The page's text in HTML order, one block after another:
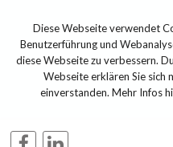
Diese Webseite verwendet
Benutzerführung und
diese Webseite zu verbessern.
Webseite erklären Sie sich
einverstanden. Mehr Infos